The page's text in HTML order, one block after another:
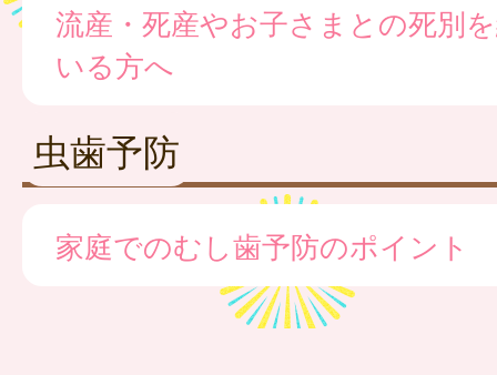
流産・死産やお子さまとの死別
いる方へ
虫歯予防
家庭でのむし歯予防のポイント